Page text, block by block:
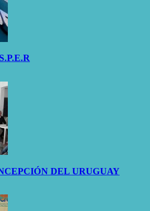
DEL URUGUAY